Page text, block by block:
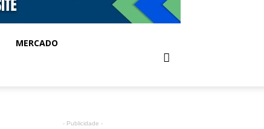
MERCADO
- Publicidade -